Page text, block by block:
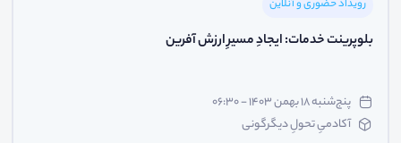
رویداد حضوری و آنلاین
بلوپرینت خدمات: ایجادِ مسیرِ ارزش آفرین
پنج‌شنبه ۱۸ بهمن ۱۴۰۳ - ۰۶:۳۰
آکادمیِ تحولِ دیگرگونی